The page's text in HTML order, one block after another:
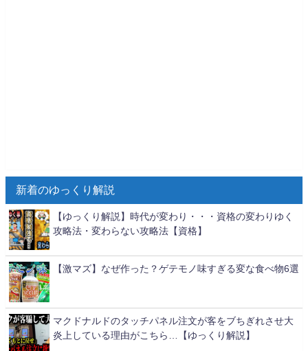
新着のゆっくり解説
【ゆっくり解説】時代が変わり・・・資格の変わりゆく
攻略法・変わらない攻略法【資格】
【激マズ】なぜ作った？ゲテモノ味すぎる変な食べ物6選
マクドナルドのタッチパネル注文が客をブちぎれさせ大
炎上している理由がこちら…【ゆっくり解説】